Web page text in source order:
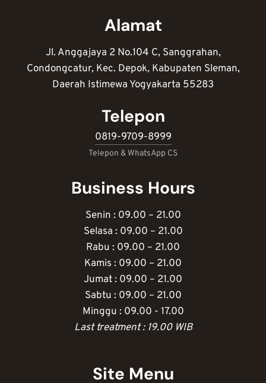
Alamat
Jl. Anggajaya 2 No.104 C, Sanggrahan,
Condongcatur, Kec. Depok, Kabupaten Sleman,
Daerah Istimewa Yogyakarta 55283
Telepon
0819-9709-8999
Telepon & WhatsApp CS
Business Hours
Senin : 09.00 – 21.00
Selasa : 09.00 – 21.00
Rabu : 09.00 – 21.00
Kamis : 09.00 – 21.00
Jumat : 09.00 – 21.00
Sabtu : 09.00 – 21.00
Minggu : 09.00 - 17.00
Last treatment : 19.00 WIB
Site Menu